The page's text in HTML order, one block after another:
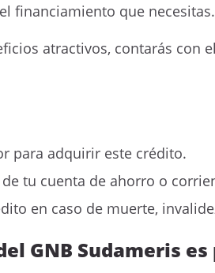
financiamiento que necesitas.
atractivos, contarás con
para adquirir este crédito.
tu cuenta de ahorro o
en caso de muerte,
GNB Sudameris